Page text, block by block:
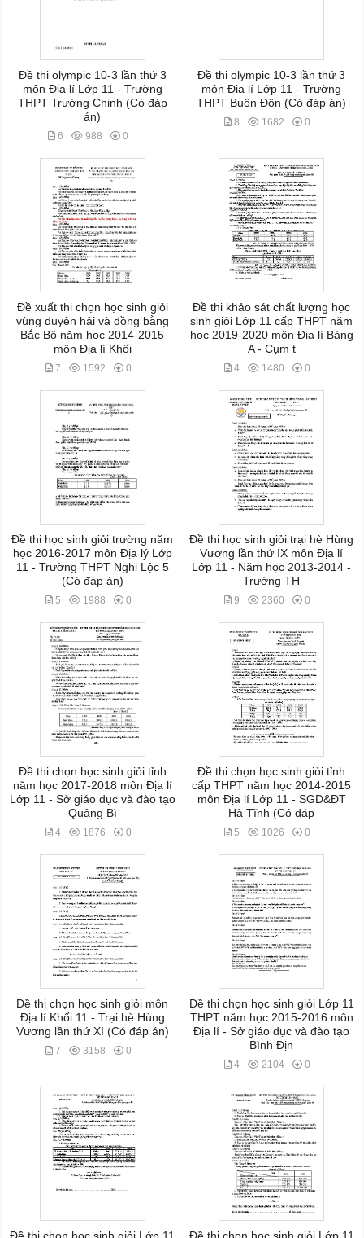
Đề thi olympic 10-3 lần thứ 3
môn Địa lí Lớp 11 - Trường
THPT Trường Chinh (Có đáp
án)
6 988 0
Đề thi olympic 10-3 lần thứ 3
môn Địa lí Lớp 11 - Trường
THPT Buôn Đôn (Có đáp án)
8 1682 0
Đề xuất thi chọn học sinh giỏi
vùng duyên hải và đồng bằng
Bắc Bộ năm học 2014-2015
môn Địa lí Khối
7 1592 0
Đề thi khảo sát chất lượng học
sinh giỏi Lớp 11 cấp THPT năm
học 2019-2020 môn Địa lí Bảng
A - Cụm t
4 1480 0
Đề thi học sinh giỏi trường năm
học 2016-2017 môn Địa lý Lớp
11 - Trường THPT Nghi Lộc 5
(Có đáp án)
5 1988 0
Đề thi học sinh giỏi trại hè Hùng
Vương lần thứ IX môn Địa lí
Lớp 11 - Năm học 2013-2014 -
Trường TH
9 2360 0
Đề thi chọn học sinh giỏi tỉnh
năm học 2017-2018 môn Địa lí
Lớp 11 - Sở giáo dục và đào tạo
Quảng Bì
4 1876 0
Đề thi chọn học sinh giỏi tỉnh
cấp THPT năm học 2014-2015
môn Địa lí Lớp 11 - SGD&ĐT
Hà Tĩnh (Có đáp
5 1026 0
Đề thi chọn học sinh giỏi môn
Địa lí Khối 11 - Trại hè Hùng
Vương lần thứ XI (Có đáp án)
7 3158 0
Đề thi chọn học sinh giỏi Lớp 11
THPT năm học 2015-2016 môn
Địa lí - Sở giáo dục và đào tạo
Bình Địn
4 2104 0